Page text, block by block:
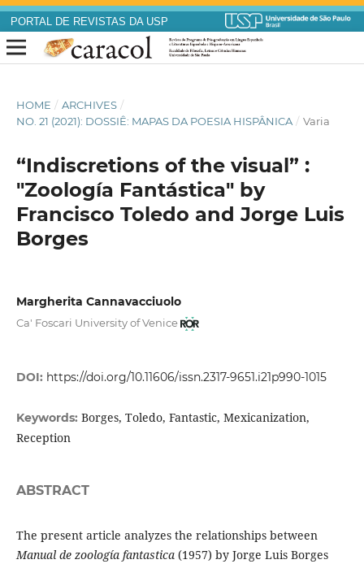
PORTAL DE REVISTAS DA USP
HOME / ARCHIVES /
NO. 21 (2021): DOSSIÊ: MAPAS DA POESIA HISPÂNICA / Varia
“Indiscretions of the visual” :
"Zoología Fantástica" by
Francisco Toledo and Jorge Luis
Borges
Margherita Cannavacciuolo
Ca' Foscari University of Venice
DOI: https://doi.org/10.11606/issn.2317-9651.i21p990-1015
Keywords: Borges, Toledo, Fantastic, Mexicanization,
Reception
ABSTRACT
The present article analyzes the relationships between
Manual de zoología fantastica(1957) by Jorge Luis Borges